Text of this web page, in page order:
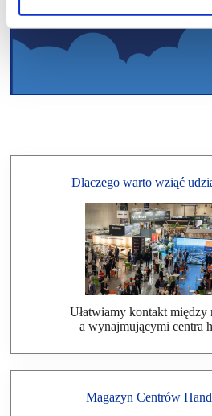
Dlaczego warto wziąć
Ułatwiamy kontakt między
a wynajmującymi centra
Magazyn Centrów